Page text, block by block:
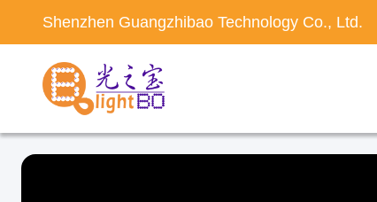
Shenzhen Guangzhibao Technology Co., Ltd.